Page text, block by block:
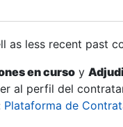
as less recent past
en curso y
al perfil del
Plataforma de